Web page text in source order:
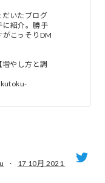
いたブログ
に紹介。勝手
こっそりDM
増やし方と調
· 17 10月 2021